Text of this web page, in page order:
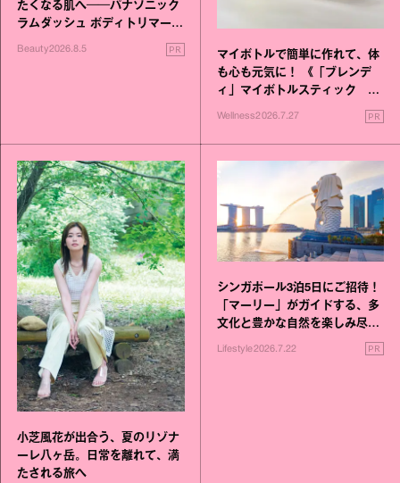
たくなる肌へ──パナソニック
ラムダッシュ ボディトリマーが
Beauty2026.8.5 PR
マイボトルで簡単に作れて、体
も心も元気に！ 《「ブレンデ
ィ」マイボトルスティック い
いこと毎日》シリーズが誕生
Wellness2026.7.27 PR
小芝風花が出合う、夏のリゾナ
ーレ八ヶ岳。日常を離れて、満
たされる旅へ
シンガポール3泊5日にご招待！
「マーリー」がガイドする、多
文化と豊かな自然を楽しみ尽く
Lifestyle2026.7.22 PR